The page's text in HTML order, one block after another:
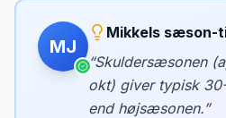
MJ
Mikkels sæson-
“Skuldersæsonen
okt) giver typisk
end højsæsonen.”